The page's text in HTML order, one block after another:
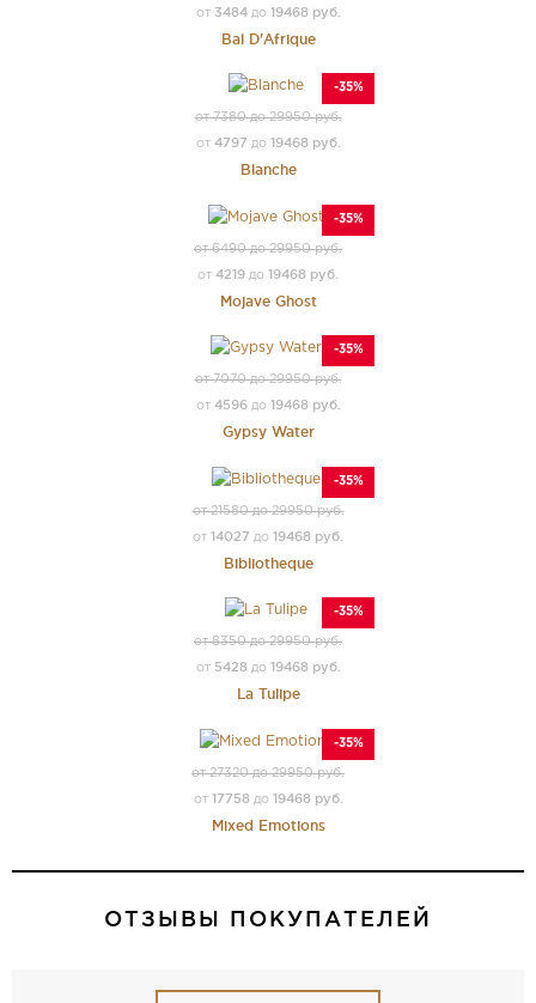
от 3484до 19468 руб.
Bal D'Afrique
-35%
от 7380 до 29950 руб.
от 4797 до 19468 руб.
Blanche
-35%
от 6490 до 29950 руб.
от 4219 до 19468 руб.
Mojave Ghost
-35%
от 7070 до 29950 руб.
от 4596до 19468 руб.
Gypsy Water
-35%
от 21580 до 29950 руб.
от 14027 до 19468 руб.
Bibliotheque
-35%
от 8350 до 29950 руб.
от 5428до 19468 руб.
La Tulipe
-35%
от 27320 до 29950 руб.
от 17758до 19468 руб.
Mixed Emotions
ОТЗЫВЫ ПОКУПАТЕЛЕЙ